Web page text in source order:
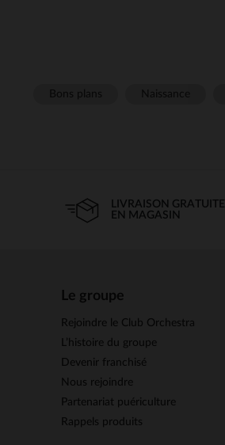
LIVRAISON GRATUITE
EN MAGASIN
Le groupe
Rejoindre le Club Orchestra
L’histoire du groupe
Devenir franchisé
Nous rejoindre
Partenariat puériculture
Rappels produits